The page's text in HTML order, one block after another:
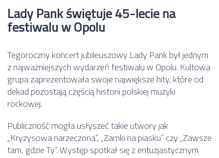
Lady Pank świętuje 45-lecie na
festiwalu w Opolu
Tegoroczny koncert jubileuszowy Lady Pank był jednym
z najważniejszych wydarzeń festiwalu w Opolu. Kultowa
grupa zaprezentowała swoje największe hity, które od
dekad pozostają częścią historii polskiej muzyki
rockowej.
Publiczność mogła usłyszeć takie utwory jak
„Kryzysowa narzeczona”, „Zamki na piasku” czy „Zawsze
tam, gdzie Ty”. Występ spotkał się z entuzjastycznym